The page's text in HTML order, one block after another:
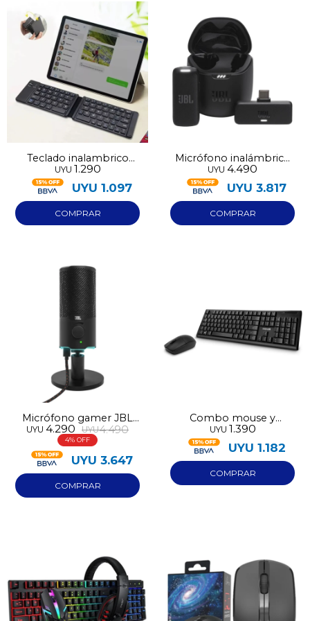
Teclado inalambrico
plegable FK1000
UYU 1.290
UYU 1.097
Micrófono inalámbrico
JBL Quantum Stream
UYU 4.490
UYU 3.817
Micrófono gamer JBL
Quantum Stream USB-C
UYU 4.290 UYU4.490
4
UYU 3.647
Combo mouse y
teclado inalámbricos
Maxell WKBC-200
UYU 1.390
UYU 1.182